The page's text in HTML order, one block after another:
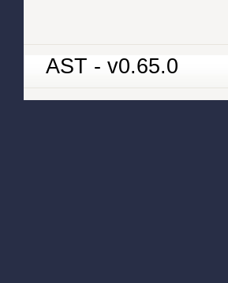
AST - v0.65.0